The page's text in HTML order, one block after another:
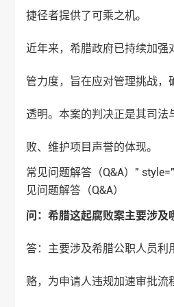
捷径者提供了可乘之机。
近年来，希腊政府已持续加强
管力度，旨在应对管理挑战，
透明。本案的判决正是其司法
败、维护项目声誉的体现。
常见问题解答（Q&A）"
见问题解答（Q&A）
问：希腊这起腐败案主要涉及
答：主要涉及希腊公职人员利
赂，为申请人违规加速审批流